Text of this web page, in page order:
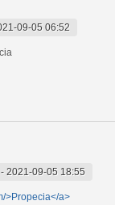
09-05 06:52
- 2021-09-05 18:55
>Propecia</a>